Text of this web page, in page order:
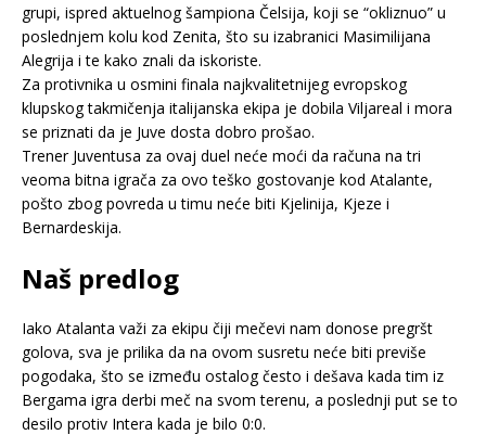
grupi, ispred aktuelnog šampiona Čelsija, koji se “okliznuo” u
poslednjem kolu kod Zenita, što su izabranici Masimilijana
Alegrija i te kako znali da iskoriste.
Za protivnika u osmini finala najkvalitetnijeg evropskog
klupskog takmičenja italijanska ekipa je dobila Viljareal i mora
se priznati da je Juve dosta dobro prošao.
Trener Juventusa za ovaj duel neće moći da računa na tri
veoma bitna igrača za ovo teško gostovanje kod Atalante,
pošto zbog povreda u timu neće biti Kjelinija, Kjeze i
Bernardeskija.
Naš predlog
Iako Atalanta važi za ekipu čiji mečevi nam donose pregršt
golova, sva je prilika da na ovom susretu neće biti previše
pogodaka, što se između ostalog često i dešava kada tim iz
Bergama igra derbi meč na svom terenu, a poslednji put se to
desilo protiv Intera kada je bilo 0:0.